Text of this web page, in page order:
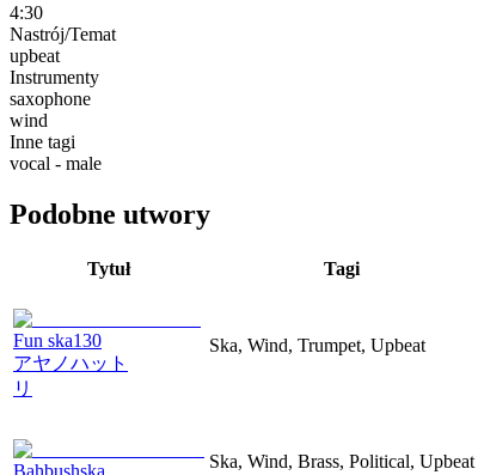
4:30
Nastrój/Temat
upbeat
Instrumenty
saxophone
wind
Inne tagi
vocal - male
Podobne utwory
Tytuł Tagi
Fun ska130
アヤノハット
リ
Ska, Wind, Trumpet, Upbeat
Bahbushska Ska, Wind, Brass, Political, Upbeat